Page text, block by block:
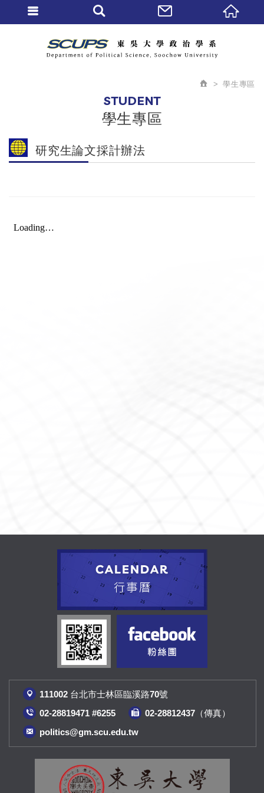
學生專區
STUDENT
學生專區
研究生論文採計辦法
111002 台北市士林區臨溪路70號
02-28819471 #6255
02-28812437（傳真）
politics@gm.scu.edu.tw